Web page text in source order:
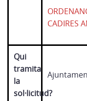
CADIRES
Qui
tramita
la
sol·licitud?